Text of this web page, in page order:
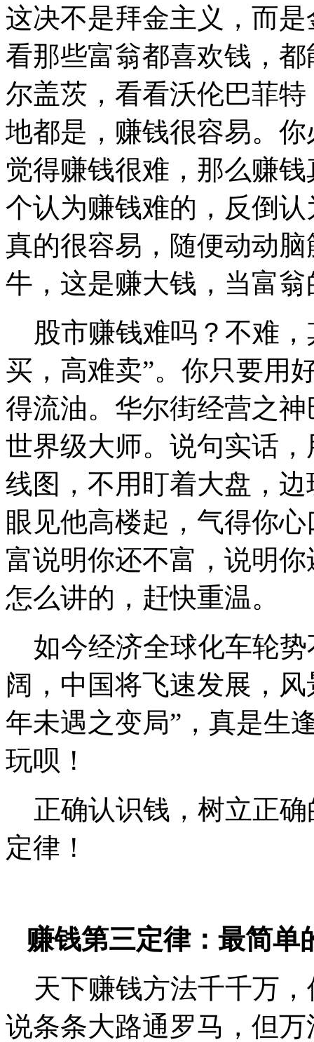
这决不是拜金主义，而
看那些富翁都喜欢钱，
尔盖茨，看看沃伦巴菲
地都是，赚钱很容易。
觉得赚钱很难，那么赚
个认为赚钱难的，反倒
真的很容易，随便动动
牛，这是赚大钱，当富
股市赚钱难吗？不难，
买，高难卖”。你只要用
得流油。华尔街经营之
世界级大师。说句实话
线图，不用盯着大盘，
眼见他高楼起，气得你
富说明你还不富，说明
怎么讲的，赶快重温。
如今经济全球化车轮势
阔，中国将飞速发展，
年未遇之变局”，真是生
玩呗！
正确认识钱，树立正确
定律！
赚钱第三定律：最简单
天下赚钱方法千千万
说条条大路通罗马，但